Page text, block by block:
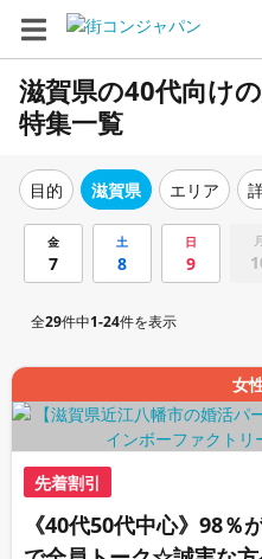
滋賀県の40代向け
特集一覧
目的 滋賀県 エリア
金
7
土
8
日
9
月
全29件中1-24件を表示
女
先着割引
《40代50代中心》98％